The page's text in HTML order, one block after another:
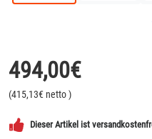
494,00€
(415,13€ netto)
Dieser Artikel ist